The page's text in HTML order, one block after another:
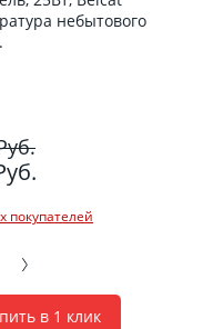
небытового
покупателей
в 1 клик